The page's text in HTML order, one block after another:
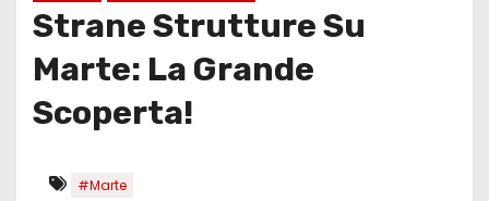
Strane Strutture Su
Marte: La Grande
Scoperta!
#Marte